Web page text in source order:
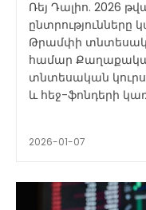
Ռեյ Դալիո. 2026
ընտրությունները
Թրամփի
համար Քաղաքական ճոճանակի ազդեցությունը
տնտեսական կուրսի վրա Հայտնի
և հեջ-ֆոնդերի
2026-01-07